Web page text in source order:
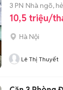
3 PN Nhà ngõ,
10,5 triệu/
Hà Nội
Lê Thị Thuyết